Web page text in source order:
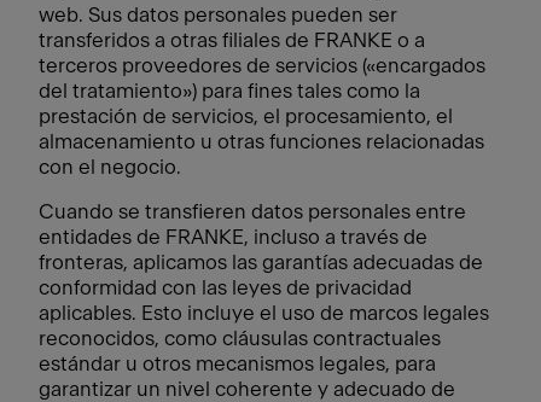
web. Sus datos personales pueden ser
transferidos a otras filiales de FRANKE o a
terceros proveedores de servicios («encargados
del tratamiento») para fines tales como la
prestación de servicios, el procesamiento, el
almacenamiento u otras funciones relacionadas
con el negocio.
Cuando se transfieren datos personales entre
entidades de FRANKE, incluso a través de
fronteras, aplicamos las garantías adecuadas de
conformidad con las leyes de privacidad
aplicables. Esto incluye el uso de marcos legales
reconocidos, como cláusulas contractuales
estándar u otros mecanismos legales, para
garantizar un nivel coherente y adecuado de